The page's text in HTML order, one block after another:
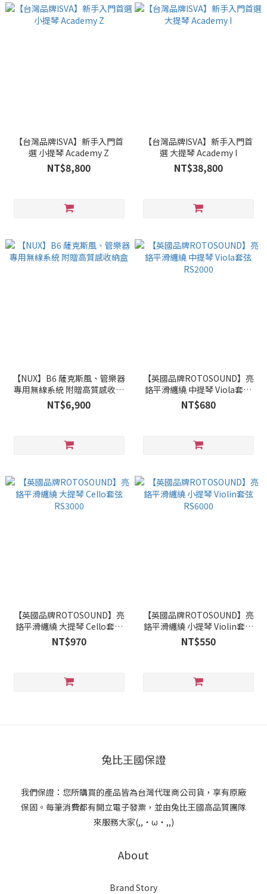
【台灣品牌ISVA】新手入門首
選 小提琴 Academy Z
NT$8,800
【台灣品牌ISVA】新手入門首
選 大提琴 Academy I
NT$38,800
【NUX】B6 薩克斯風、管樂器
專用無線系統 附贈高質感收納
盒
NT$6,900
【英國品牌ROTOSOUND】亮
鉻平滑纏繞 中提琴 Viola套弦
RS2000
NT$680
【英國品牌ROTOSOUND】亮
鉻平滑纏繞 大提琴 Cello套弦
RS3000
NT$970
【英國品牌ROTOSOUND】亮
鉻平滑纏繞 小提琴 Violin套弦
RS6000
NT$550
兔比王國保證
我們保證：您所購買的產品皆為台灣代理商公司貨，享有原廠
保固。每筆消費都有開立電子發票，並由兔比王國高品質團隊
來服務大家(,,・ω・,,)
About
Brand Story